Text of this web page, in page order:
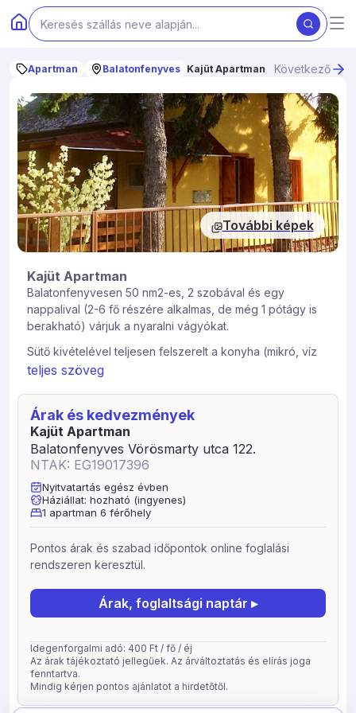
Apartman Balatonfenyves Kajüt Apartman Következő
További képek
Kajüt Apartman
Balatonfenyvesen 50 nm2-es, 2 szobával és egy
nappalival (2-6 fő részére alkalmas, de még 1 pótágy is
berakható) várjuk a nyaralni vágyókat.
Sütő kivételével teljesen felszerelt a konyha (mikró, víz
forraló, kávéfőző, kenyérpirító, hűtőszekrény), 1 fürdő
kiülőhelyek találhatók. A nyitott terasz ami a ház hátsó
részén helyezkedik el alkalmas nyugodt kávézásra, és itt
található a piknik terület is, valamint a 3 méter átmérőjű
(80 cm mély) medence (hőmérséklete a természettől
függ). Egy ős cseresznye fa szolgáltatja az árnyékot az
udvaron.
Az első terasz (fedett) a fő útra és a vasútra tekint, amely
a Balaton romantikájára utal. Az apartmantól 6 perc
könnyű sétával elérhető a Csalogány strand (ingyenes),
teljes szöveg
Árak és kedvezmények
Kajüt Apartman
Balatonfenyves Vörösmarty utca 122.
NTAK: EG19017396
Nyitvatartás egész évben
Háziállat: hozható (ingyenes)
1 apartman 6 férőhely
Pontos árak és szabad időpontok online foglalási
rendszeren keresztül.
Árak, foglaltsági naptár ▸
Idegenforgalmi adó: 400 Ft / fő / éj
Az árak tájékoztató jellegűek. Az árváltoztatás és elírás joga
fenntartva.
Mindig kérjen pontos ajánlatot a hirdetőtől.